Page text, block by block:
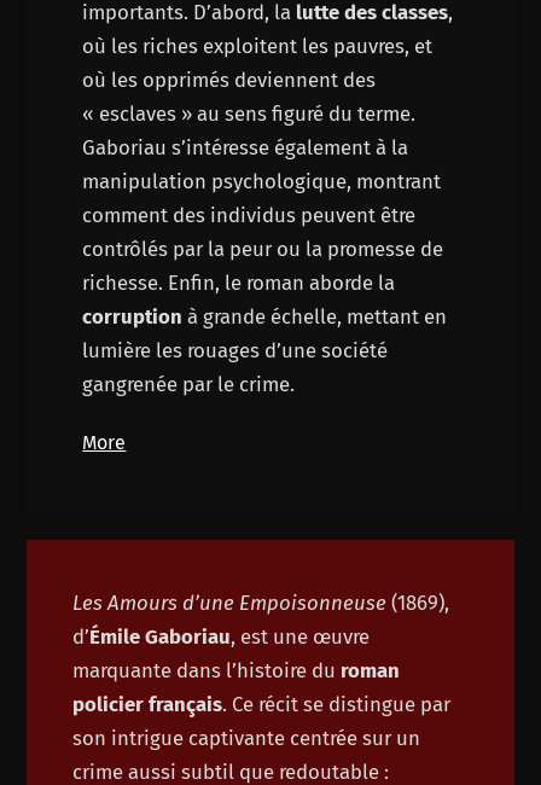
importants. D’abord, la lutte des classes,
où les riches exploitent les pauvres, et
où les opprimés deviennent des
« esclaves » au sens figuré du terme.
Gaboriau s’intéresse également à la
manipulation psychologique, montrant
comment des individus peuvent être
contrôlés par la peur ou la promesse de
richesse. Enfin, le roman aborde la
corruption à grande échelle, mettant en
lumière les rouages d’une société
gangrenée par le crime.
More
Les Amours d’une Empoisonneuse (1869),
d’Émile Gaboriau, est une œuvre
marquante dans l’histoire du roman
policier français. Ce récit se distingue par
son intrigue captivante centrée sur un
crime aussi subtil que redoutable :